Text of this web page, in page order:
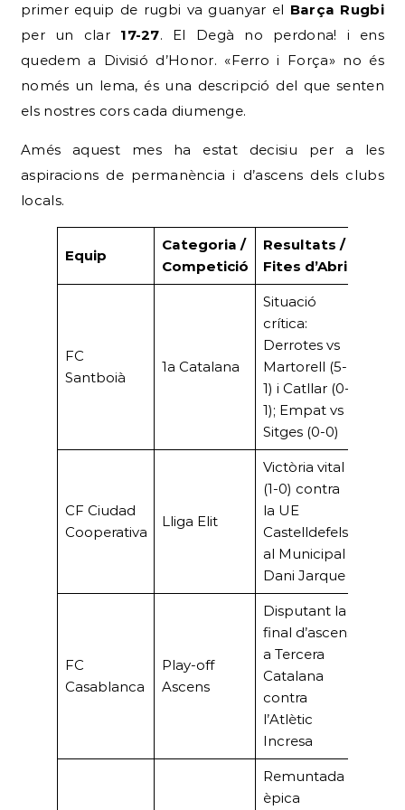
primer equip de rugbi va guanyar el Barça Rugbi
per un clar 17-27. El Degà no perdona! i ens
quedem a Divisió d’Honor. «Ferro i Força» no és
només un lema, és una descripció del que senten
els nostres cors cada diumenge.
Amés aquest mes ha estat decisiu per a les
aspiracions de permanència i d’ascens dels clubs
locals.
Equip
Categoria /
Competició
Resultats /
Fites d’Abril
FC
Santboià
1a Catalana
Situació
crítica:
Derrotes vs
Martorell (5-
1) i Catllar (0-
1); Empat vs
Sitges (0-0)
CF Ciudad
Cooperativa
Lliga Elit
Victòria vital
(1-0) contra
la UE
Castelldefels
al Municipal
Dani Jarque
FC
Casablanca
Play-off
Ascens
Disputant la
final d’ascens
a Tercera
Catalana
contra
l’Atlètic
Incresa
Remuntada
èpica